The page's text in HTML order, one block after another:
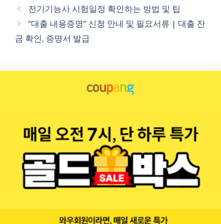
전기기능사 시험일정 확인하는 방법 및 팁
“대출 내용증명” 신청 안내 및 필요서류 | 대출 잔
금 확인, 증명서 발급